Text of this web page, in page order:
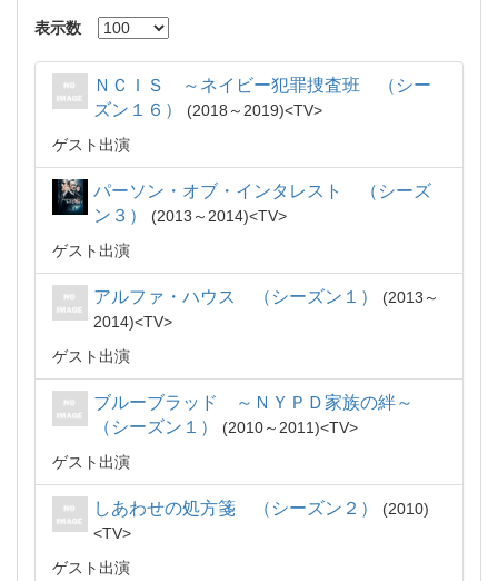
表示数
ＮＣＩＳ ～ネイビー犯罪捜査班 （シー
ズン１６）
2018～2019
TV
ゲスト出演
パーソン・オブ・インタレスト （シーズ
ン３）
2013～2014
TV
ゲスト出演
アルファ・ハウス （シーズン１）
2013～
2014
TV
ゲスト出演
ブルーブラッド ～ＮＹＰＤ家族の絆～
（シーズン１）
2010～2011
TV
ゲスト出演
しあわせの処方箋 （シーズン２）
2010
TV
ゲスト出演